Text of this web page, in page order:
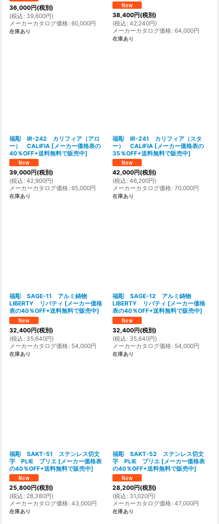
36,000円(税別)
(税込 : 39,600円)
メーカーカタログ価格: 60,000円
在庫あり
38,400円(税別)
(税込 : 42,240円)
メーカーカタログ価格: 64,000円
在庫あり
福彫 IR-242 カリフィア（アロ
ー） CALIFIA [メーカー価格表の
40％OFF+送料無料で販売中]
39,000円(税別)
(税込 : 42,900円)
メーカーカタログ価格: 65,000円
在庫あり
福彫 IR-241 カリフィア（スタ
ー） CALIFIA [メーカー価格表の
35％OFF+送料無料で販売中]
42,000円(税別)
(税込 : 46,200円)
メーカーカタログ価格: 70,000円
在庫あり
福彫 SAGE-11 アルミ鋳物
LIBERTY リバティ [メーカー価格
表の40％OFF+送料無料で販売中]
32,400円(税別)
(税込 : 35,640円)
メーカーカタログ価格: 54,000円
在庫あり
福彫 SAGE-12 アルミ鋳物
LIBERTY リバティ [メーカー価格
表の40％OFF+送料無料で販売中]
32,400円(税別)
(税込 : 35,640円)
メーカーカタログ価格: 54,000円
在庫あり
福彫 SAKT-51 ステンレス切文
字 PLIE プリエ [ メーカー価格表
の40％OFF+送料無料で販売中]
25,800円(税別)
(税込 : 28,380円)
メーカーカタログ価格: 43,000円
在庫あり
福彫 SAKT-52 ステンレス切文
字 PLIE プリエ [ メーカー価格表
の40％OFF+送料無料で販売中]
28,200円(税別)
(税込 : 31,020円)
メーカーカタログ価格: 47,000円
在庫あり